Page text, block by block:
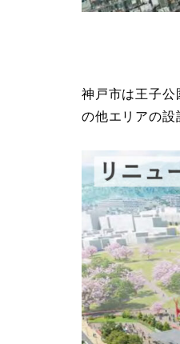
神戸市は王子公
の他エリアの設